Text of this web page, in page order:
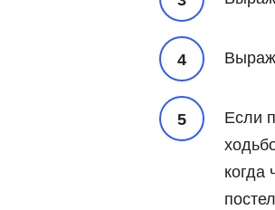
Если
когда